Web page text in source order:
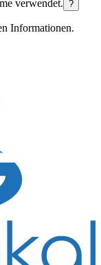
verwendet. ?
Informationen.